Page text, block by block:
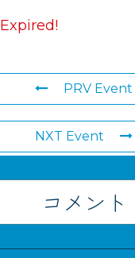
Expired!
PRV Event
NXT Event
コメント